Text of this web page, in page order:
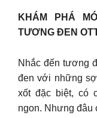
KHÁM PHÁ
TƯƠNG ĐEN
Nhắc đến tương
đen với những
xốt đặc biệt, có
ngon. Nhưng đâu